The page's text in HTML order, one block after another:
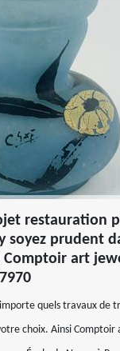
restauration
soyez prudent
Comptoir art
quels travaux de
choix. Ainsi